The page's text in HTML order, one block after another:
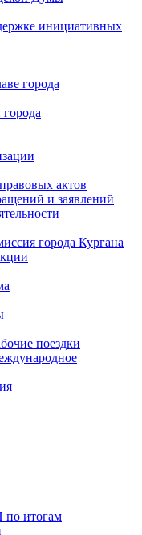
инициативных
города
актов
и заявлений
города Кургана
поездки
по итогам